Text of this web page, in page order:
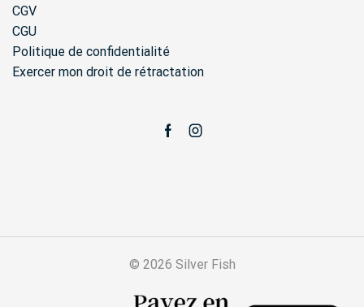
CGV
CGU
Politique de confidentialité
Exercer mon droit de rétractation
FacebookInstagram
© 2026 Silver Fish